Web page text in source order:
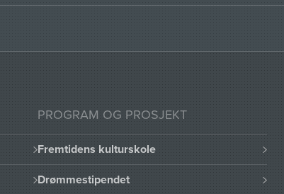
PROGRAM OG PROSJEKT
Fremtidens kulturskole
Drømmestipendet